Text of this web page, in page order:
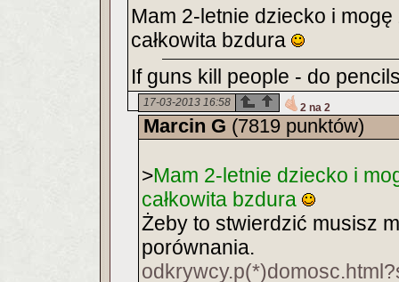
Mam 2-letnie dziecko i
całkowita bzdura
If guns kill people - do
17-03-2013 16:58 2 na 2
Marcin G (7819 punktów)
>Mam 2-letnie dziecko i
całkowita bzdura
Żeby to stwierdzić musisz
porównania.